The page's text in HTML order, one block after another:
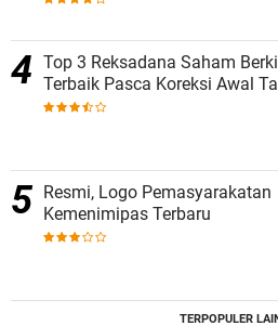
Top 3 Reksadana Saham
Terbaik Pasca Koreksi Awal
Resmi, Logo Pemasyarakatan
Kemenimipas Terbaru
TERPOPULER